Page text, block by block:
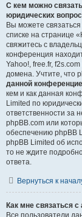
С кем можно
юридических
Вы можете
списке на странице
свяжитесь с
конференция
Yahoo!, free.fr,
домена. Учтите, что
данной
кем и как данная
Limited по
ответственности за
phpBB.com или
обеспечению phpBB
phpBB Limited об
то не ждите
ответа.
Вернуться к
Как мне связаться
Все пользователи